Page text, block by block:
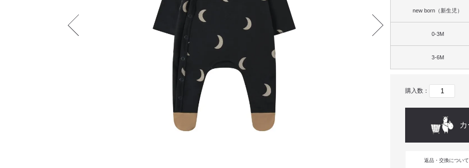
new born（新生児）
0-3M
3-6M
購入数：
返品・交換について